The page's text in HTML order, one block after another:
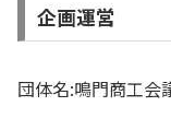
企画運営
団体名:鳴門商工会